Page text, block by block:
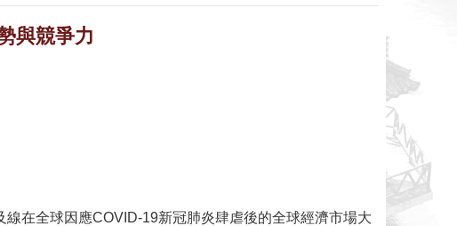
與競爭力
在全球因應COVID-19新冠肺炎肆虐後的全球經濟市場大